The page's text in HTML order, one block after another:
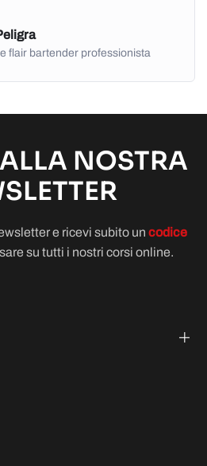
flair bartender professionista
NOSTRA
e ricevi subito un codice
su tutti i nostri corsi online.